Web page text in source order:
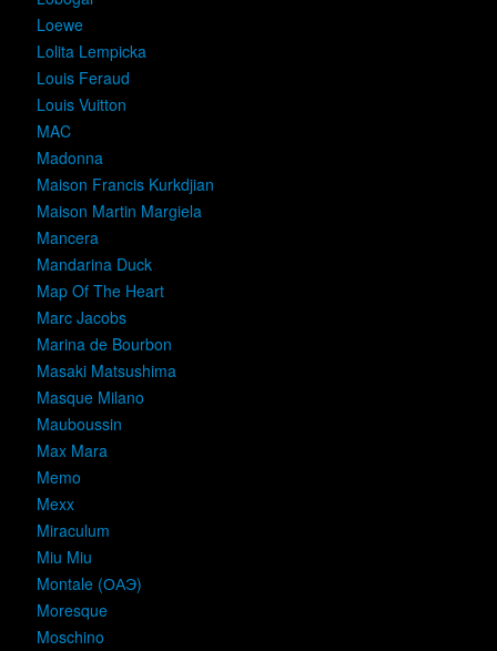
Loewe
Lolita Lempicka
Louis Feraud
Louis Vuitton
MAC
Madonna
Maison Francis Kurkdjian
Maison Martin Margiela
Mancera
Mandarina Duck
Map Of The Heart
Marc Jacobs
Marina de Bourbon
Masaki Matsushima
Masque Milano
Mauboussin
Max Mara
Memo
Mexx
Miraculum
Miu Miu
Montale (ОАЭ)
Moresque
Moschino